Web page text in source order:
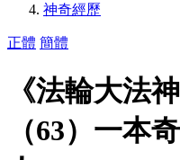
神奇經歷
正體 簡體
《法輪大法
（63）一本